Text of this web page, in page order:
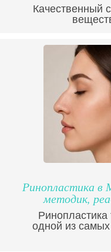
Качественный
Ринопластика в
методик,
Ринопластика
одной из